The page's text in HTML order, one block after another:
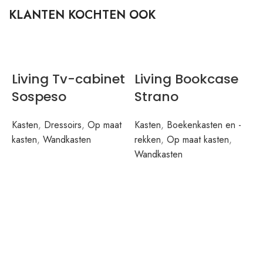
KLANTEN KOCHTEN OOK
Living Tv-cabinet
Sospeso
Kasten, Dressoirs, Op maat
kasten, Wandkasten
Living Bookcase
Strano
Kasten, Boekenkasten en -
rekken, Op maat kasten,
Wandkasten